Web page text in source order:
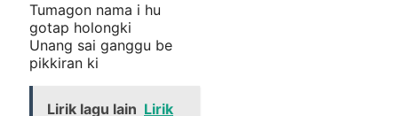
Tumagon nama i hu
gotap holongki
Unang sai ganggu be
pikkiran ki
Lirik lagu lain Lirik